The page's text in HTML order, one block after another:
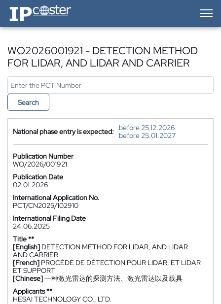
IP-Coster — Home
WO2026001921 - DETECTION METHOD
FOR LIDAR, AND LIDAR AND CARRIER
Search
National phase entry is expected:
before 25.12.2026
before 25.01.2027
Publication Number
WO/2026/001921
Publication Date
02.01.2026
International Application No.
PCT/CN2025/102910
International Filing Date
24.06.2025
Title **
[English] DETECTION METHOD FOR LIDAR, AND LIDAR
AND CARRIER
[French] PROCÉDÉ DE DÉTECTION POUR LIDAR, ET LIDAR
ET SUPPORT
[Chinese]一种激光雷达的探测方法、激光雷达以及载具
Applicants **
HESAI TECHNOLOGY CO., LTD.